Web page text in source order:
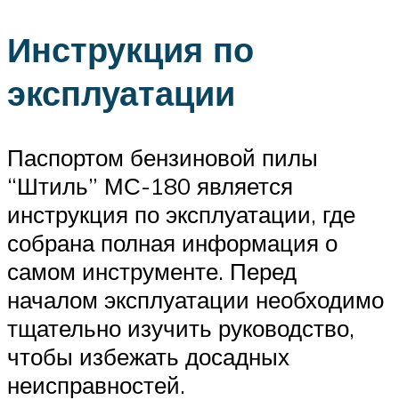
Инструкция по
эксплуатации
Паспортом бензиновой пилы
“Штиль” МС-180 является
инструкция по эксплуатации, где
собрана полная информация о
самом инструменте. Перед
началом эксплуатации необходимо
тщательно изучить руководство,
чтобы избежать досадных
неисправностей.